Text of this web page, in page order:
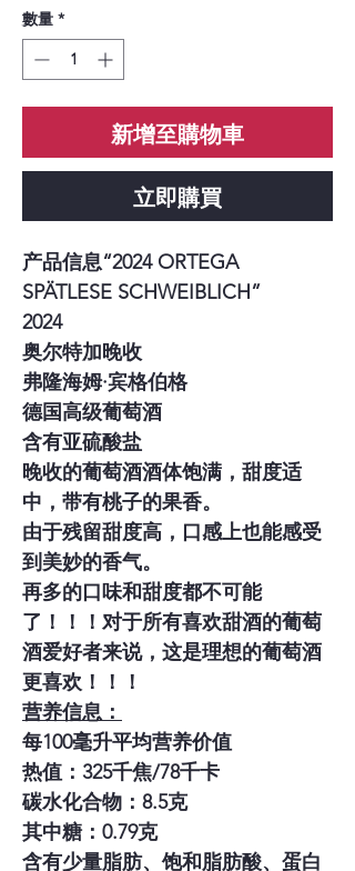
數量 *
新增至購物車
立即購買
产品信息“2024 ORTEGA
SPÄTLESE SCHWEIBLICH”
2024
奥尔特加晚收
弗隆海姆·宾格伯格
德国高级葡萄酒
含有亚硫酸盐
晚收的葡萄酒酒体饱满，甜度适
中，带有桃子的果香。
由于残留甜度高，口感上也能感受
到美妙的香气。
再多的口味和甜度都不可能
了！！！对于所有喜欢甜酒的葡萄
酒爱好者来说，这是理想的葡萄酒
更喜欢！！！
营养信息：
每100毫升平均营养价值
热值：325千焦/78千卡
碳水化合物：8.5克
其中糖：0.79克
含有少量脂肪、饱和脂肪酸、蛋白